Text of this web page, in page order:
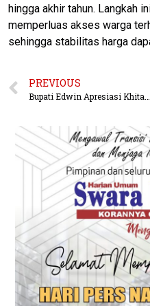
hingga akhir tahun. Langkah
memperluas akses warga
sehingga stabilitas harga
PREVIOUS